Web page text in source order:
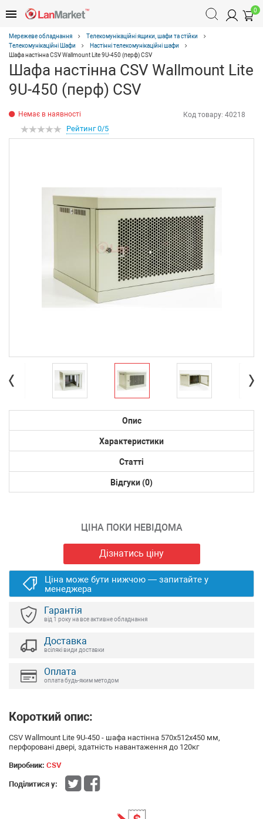
0
Мережеве обладнання
Телекомунікаційні ящики, шафи та стійки
Телекомунікаційні Шафи
Настінні телекомунікаційні шафи
Шафа настінна CSV Wallmount Lite 9U-450 (перф) CSV
Шафа настінна CSV Wallmount Lite
9U-450 (перф) CSV
Немає в наявності Код товару: 40218
Рейтинг 0/5
Опис
Характеристики
Статті
Відгуки (0)
ЦІНА ПОКИ НЕВІДОМА
Дізнатись ціну
Ціна може бути нижчою — запитайте у
менеджера
Гарантія
від 1 року на все активне обладнання
Доставка
всілякі види доставки
Оплата
оплата будь-яким методом
Короткий опис:
CSV Wallmount Lite 9U-450 - шафа настінна 570х512х450 мм,
перфоровані двері, здатність навантаження до 120кг
Виробник: CSV
Поділитися у: